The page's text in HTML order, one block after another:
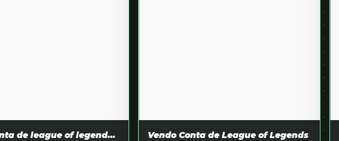
de league of legends e
Vendo Conta de League of Legends